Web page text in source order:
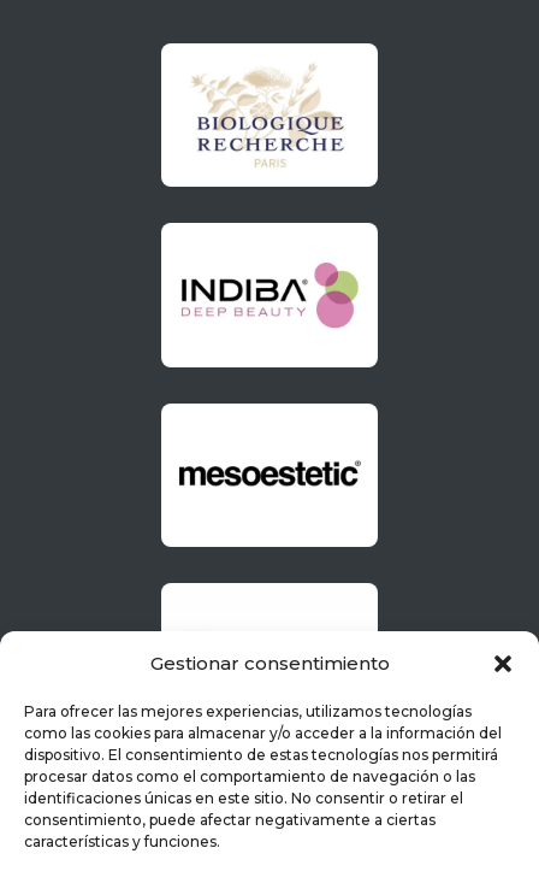
Gestionar consentimiento
Para ofrecer las mejores experiencias, utilizamos tecnologías
como las cookies para almacenar y/o acceder a la información del
dispositivo. El consentimiento de estas tecnologías nos permitirá
procesar datos como el comportamiento de navegación o las
identificaciones únicas en este sitio. No consentir o retirar el
consentimiento, puede afectar negativamente a ciertas
características y funciones.